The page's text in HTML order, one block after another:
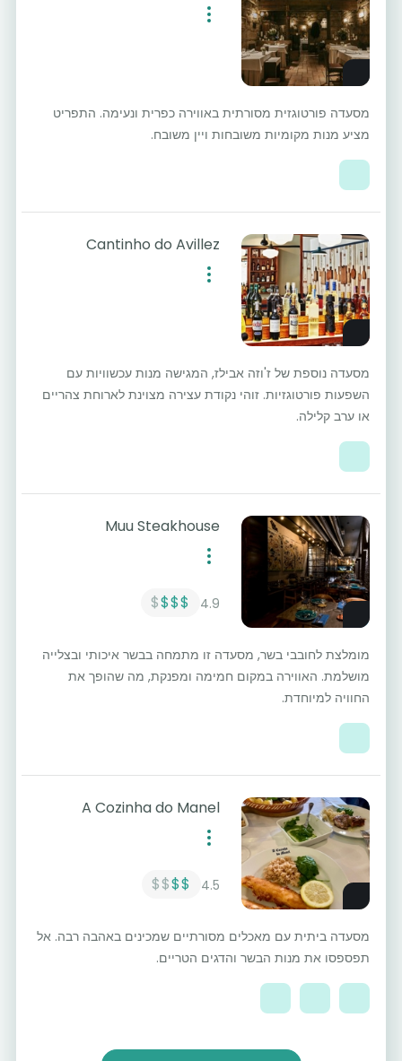
מסעדה פורטוגזית מסורתית באווירה כפרית ונעימה. התפריט
מציע מנות מקומיות משובחות ויין משובח.
Cantinho do Avillez
מסעדה נוספת של ז'וזה אבילז, המגישה מנות עכשוויות עם
השפעות פורטוגזיות. זוהי נקודת עצירה מצוינת לארוחת צהריים
או ערב קלילה.
Muu Steakhouse
4.9
$$$
$
מומלצת לחובבי בשר, מסעדה זו מתמחה בבשר איכותי ובצלייה
מושלמת. האווירה במקום חמימה ומפנקת, מה שהופך את
החוויה למיוחדת.
A Cozinha do Manel
4.5
$$
$$
מסעדה ביתית עם מאכלים מסורתיים שמכינים באהבה רבה. אל
תפספסו את מנות הבשר והדגים הטריים.